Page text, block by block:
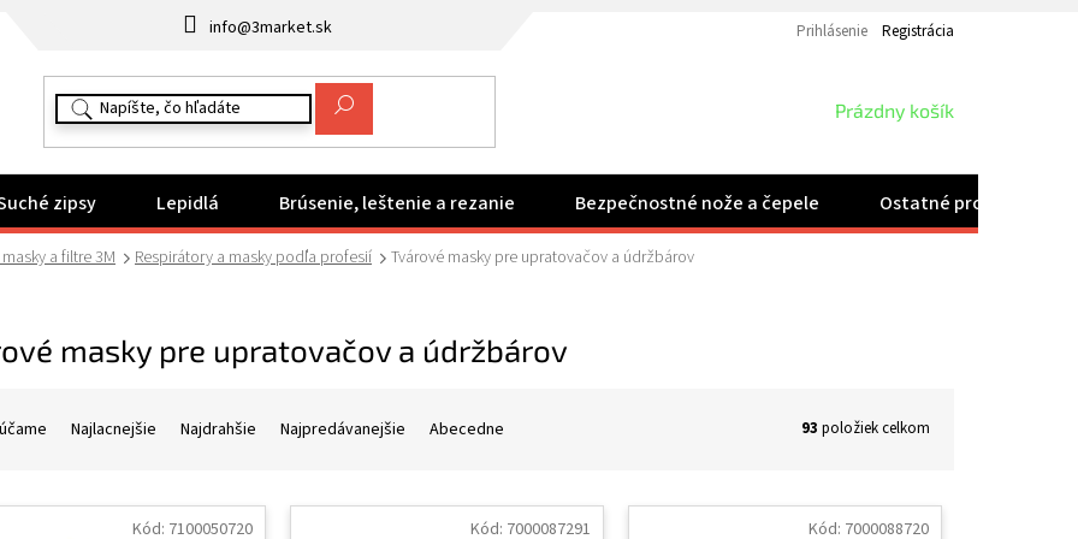
info@3market.sk Prihlásenie Registrácia
NÁKUPNÝ
Prázdny košík
zipsy Lepidlá Brúsenie, leštenie a rezanie Bezpečnostné nože a čepele Ostatné produkty
a filtre 3M Respirátory a masky podľa profesií Tvárové masky pre upratovačov a údržbárov
masky pre upratovačov a údržbárov
Najlacnejšie Najdrahšie Najpredávanejšie Abecedne 93 položiek celkom
Kód: 7100050720 Kód: 7000087291 Kód: 7000088720